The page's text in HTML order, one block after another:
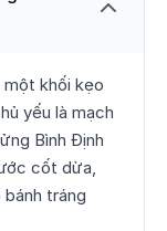
khối kẹo
yếu là mạch
Bình Định
cốt dừa,
tráng